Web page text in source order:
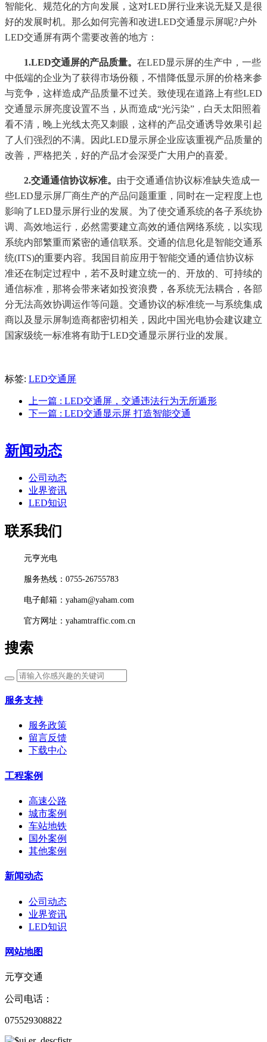
智能化、规范化的方向发展，这对LED屏行业来说无疑又是很
好的发展时机。那么如何完善和改进LED交通显示屏呢?户外
LED交通屏有两个需要改善的地方：
1.LED交通屏的产品质量。 在LED显示屏的生产中，一些
中低端的企业为了获得市场份额，不惜降低显示屏的价格来参
与竞争，这样造成产品质量不过关。致使现在道路上有些LED
交通显示屏亮度设置不当，从而造成“光污染”，白天太阳照着
看不清，晚上光线太亮又刺眼，这样的产品交通诱导效果引起
了人们强烈的不满。因此LED显示屏企业应该重视产品质量的
改善，严格把关，好的产品才会深受广大用户的喜爱。
2.交通通信协议标准。 由于交通通信协议标准缺失造成一
些LED显示屏厂商生产的产品问题重重，同时在一定程度上也
影响了LED显示屏行业的发展。为了使交通系统的各子系统协
调、高效地运行，必然需要建立高效的通信网络系统，以实现
系统内部繁重而紧密的通信联系。交通的信息化是智能交通系
统(ITS)的重要内容。我国目前应用于智能交通的通信协议标
准还在制定过程中，若不及时建立统一的、开放的、可持续的
通信标准，那将会带来诸如投资浪费，各系统无法耦合，各部
分无法高效协调运作等问题。交通协议的标准统一与系统集成
商以及显示屏制造商都密切相关，因此中国光电协会建议建立
国家级统一标准将有助于LED交通显示屏行业的发展。
标签: LED交通屏
上一篇 : LED交通屏，交通违法行为无所遁形
下一篇 : LED交通显示屏 打造智能交通
新闻动态
公司动态
业界资讯
LED知识
联系我们
元亨光电
服务热线：0755-26755783
电子邮箱：yaham@yaham.com
官方网址：yahamtraffic.com.cn
搜索
服务支持
服务政策
留言反馈
下载中心
工程案例
高速公路
城市案例
车站地铁
国外案例
其他案例
新闻动态
公司动态
业界资讯
LED知识
网站地图
元亨交通
公司电话：
075529308822